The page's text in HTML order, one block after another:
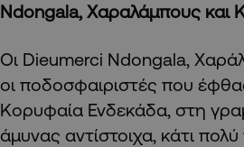
Ndongala, Χαραλάμπους και
Οι Dieumerci Ndongala,
οι ποδοσφαιριστές που
Κορυφαία Ενδεκάδα, στη
άμυνας αντίστοιχα, κάτι